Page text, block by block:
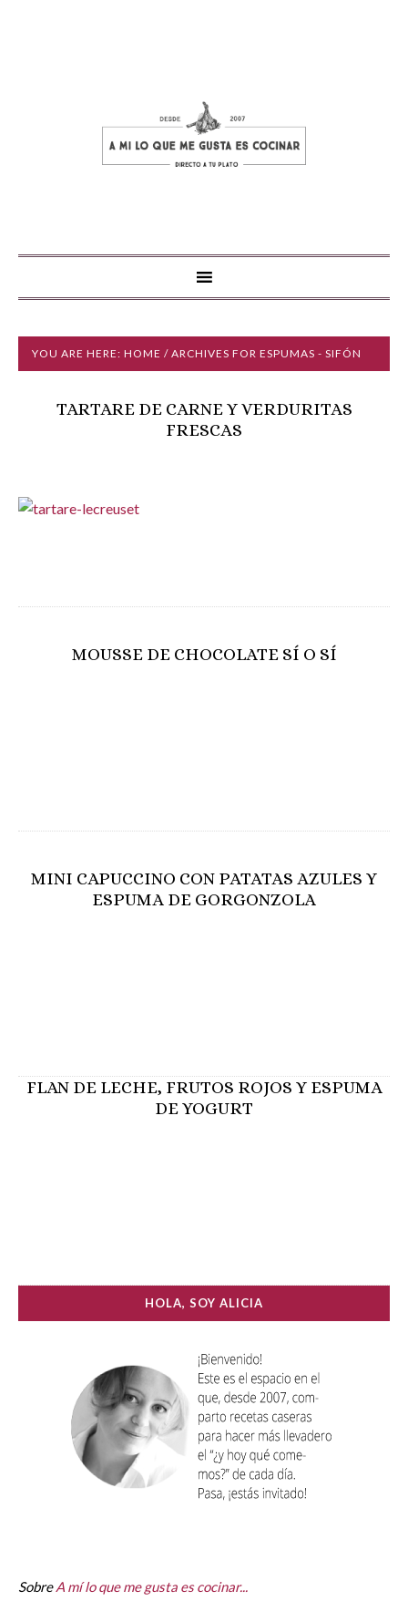
YOU ARE HERE: HOME / ARCHIVES FOR ESPUMAS - SIFÓN
TARTARE DE CARNE Y VERDURITAS
FRESCAS
MOUSSE DE CHOCOLATE SÍ O SÍ
MINI CAPUCCINO CON PATATAS AZULES Y
ESPUMA DE GORGONZOLA
FLAN DE LECHE, FRUTOS ROJOS Y ESPUMA
DE YOGURT
HOLA, SOY ALICIA
SobreA mí lo que me gusta es cocinar...